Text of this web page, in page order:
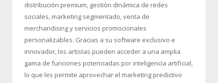
distribución premium, gestión dinámica de redes
sociales, marketing segmentado, venta de
merchandising y servicios promocionales
personalizables. Gracias a su software exclusivo e
innovador, los artistas pueden acceder a una amplia
gama de funciones potenciadas por inteligencia artificial,
lo que les permite aprovechar el marketing predictivo